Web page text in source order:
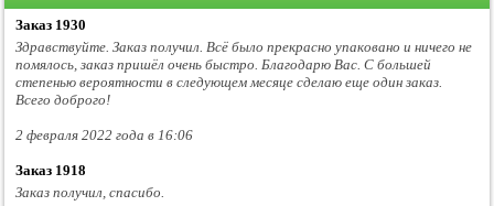
Заказ 1930
Здравствуйте. Заказ получил. Всё было прекрасно упаковано и ничего не
помялось, заказ пришёл очень быстро. Благодарю Вас. С большей
степенью вероятности в следующем месяце сделаю еще один заказ.
Всего доброго!
2 февраля 2022 года в 16:06
Заказ 1918
Заказ получил, спасибо.